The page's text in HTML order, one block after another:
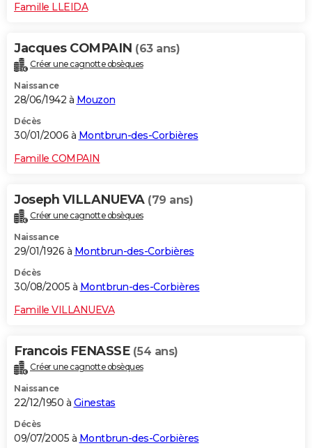
Famille LLEIDA
Jacques COMPAIN (63 ans)
Créer une cagnotte obsèques
Naissance
28/06/1942 à Mouzon
Décès
30/01/2006 à Montbrun-des-Corbières
Famille COMPAIN
Joseph VILLANUEVA (79 ans)
Créer une cagnotte obsèques
Naissance
29/01/1926 à Montbrun-des-Corbières
Décès
30/08/2005 à Montbrun-des-Corbières
Famille VILLANUEVA
Francois FENASSE (54 ans)
Créer une cagnotte obsèques
Naissance
22/12/1950 à Ginestas
Décès
09/07/2005 à Montbrun-des-Corbières